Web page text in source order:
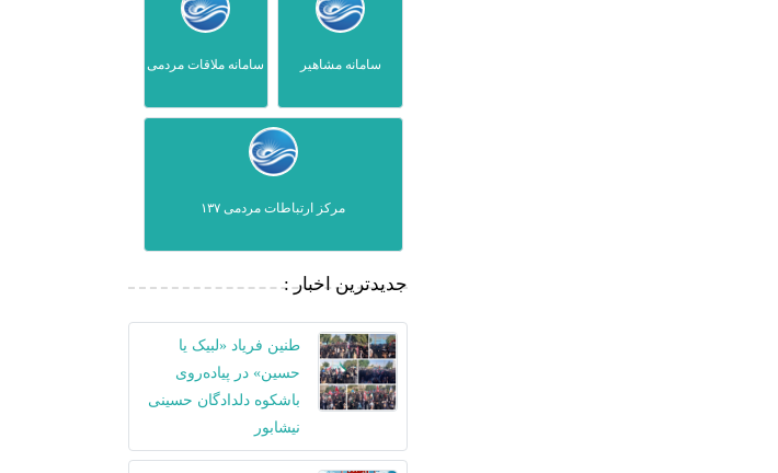
سامانه مشاهیر سامانه ملاقات مردمی
مرکز ارتباطات مردمی ۱۳۷
جدیدترین اخبار :
طنین فریاد «لبیک یا
حسین» در پیاده‌روی
باشکوه دلدادگان حسینی
نیشابور